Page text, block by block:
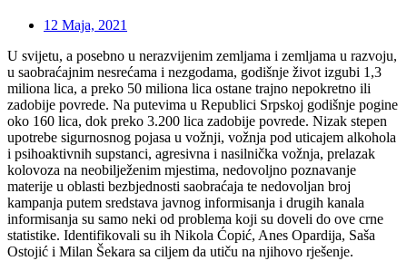
12 Maja, 2021
U svijetu, a posebno u nerazvijenim zemljama i zemljama u razvoju,
u saobraćajnim nesrećama i nezgodama, godišnje život izgubi 1,3
miliona lica, a preko 50 miliona lica ostane trajno nepokretno ili
zadobije povrede. Na putevima u Republici Srpskoj godišnje pogine
oko 160 lica, dok preko 3.200 lica zadobije povrede. Nizak stepen
upotrebe sigurnosnog pojasa u vožnji, vožnja pod uticajem alkohola
i psihoaktivnih supstanci, agresivna i nasilnička vožnja, prelazak
kolovoza na neobilježenim mjestima, nedovoljno poznavanje
materije u oblasti bezbjednosti saobraćaja te nedovoljan broj
kampanja putem sredstava javnog informisanja i drugih kanala
informisanja su samo neki od problema koji su doveli do ove crne
statistike. Identifikovali su ih Nikola Ćopić, Anes Opardija, Saša
Ostojić i Milan Šekara sa ciljem da utiču na njihovo rješenje.